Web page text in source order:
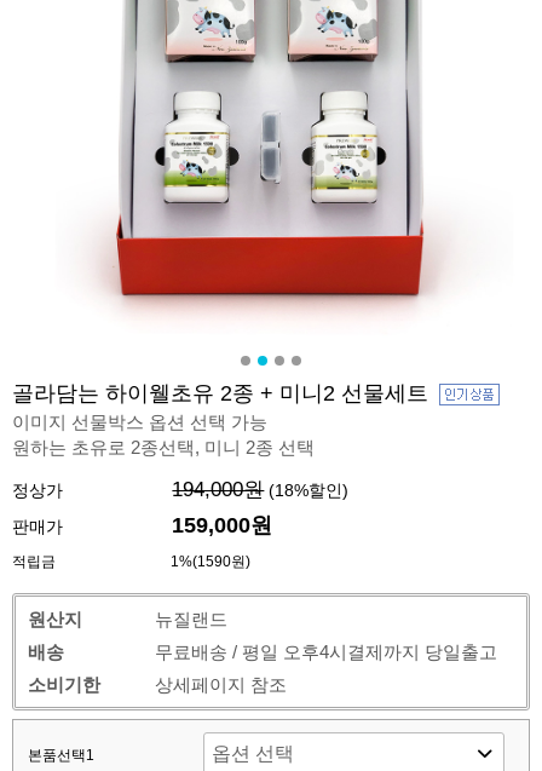
골라담는 하이웰초유 2종 + 미니2 선물세트
이미지 선물박스 옵션 선택 가능
원하는 초유로 2종선택, 미니 2종 선택
정상가 194,000원 (18%할인)
판매가
159,000원
적립금 1%(1590원)
원산지
뉴질랜드
배송
무료배송 / 평일 오후4시결제까지 당일출고
소비기한
상세페이지 참조
본품선택1